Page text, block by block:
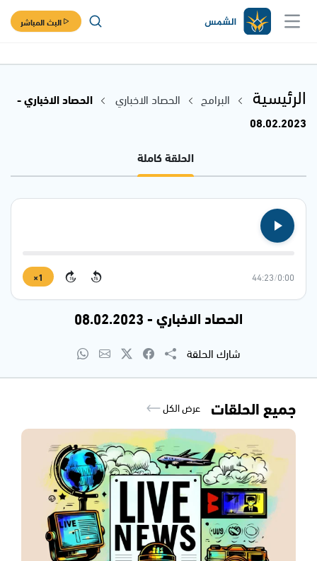
البث المباشر
الرئيسية البرامج الحصاد الاخباري
الحصاد الاخباري -
08.02.2023
الحلقة كاملة
0:00
/
44:23
15
15
1×
الحصاد الاخباري - 08.02.2023
شارك الحلقة
جميع الحلقات عرض الكل